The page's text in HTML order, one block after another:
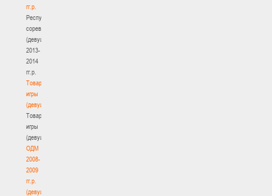
гг.р.
Республиканские
соревнования
(девушки)
2013-
2014
гг.р.
Товарищеские
игры
(девушки)
Товарищеские
игры
(девушки)
ОДМ
2008-
2009
гг.р.
(девушки)